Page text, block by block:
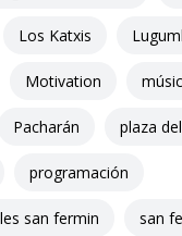
Los Katxis
Motivation
Pacharán plaza
programación
san fermin san